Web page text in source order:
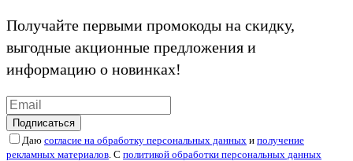
Получайте первыми промокоды на скидку,
выгодные акционные предложения и
информацию о новинках!
Подписаться
Даю согласие на обработку персональных данных и получение
рекламных материалов . С политикой обработки персональных данных